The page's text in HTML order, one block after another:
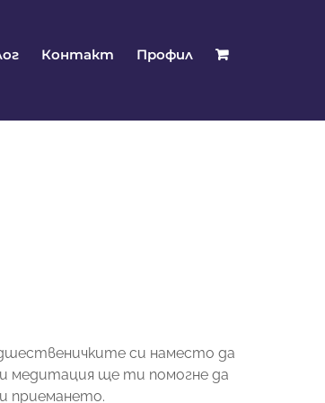
Контакт Профил
си наместо да
медитация ще ти помогне да
приемането.